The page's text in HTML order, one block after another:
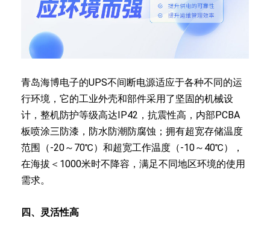
青岛海博电子的UPS不间断电源适应于各种不同的运
行环境，它的工业外壳和部件采用了坚固的机械设
计，整机防护等级高达IP42，抗震性高，内部PCBA
板喷涂三防漆，防水防潮防腐蚀；拥有超宽存储温度
范围（-20～70℃）和超宽工作温度（-10～40℃），
在海拔＜1000米时不降容，满足不同地区环境的使用
需求。
四、灵活性高